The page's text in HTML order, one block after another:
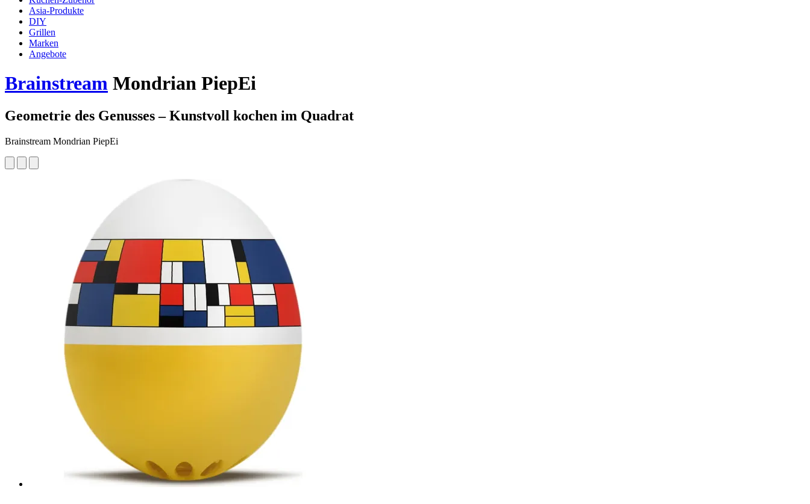
Asia-Produkte
DIY
Grillen
Marken
Angebote
Brainstream Mondrian PiepEi
Geometrie des Genusses – Kunstvoll kochen im Quadrat
Brainstream Mondrian PiepEi